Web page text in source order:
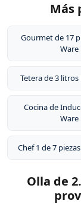
Más
Gourmet de 17
Ware
Tetera de 3 litros
Cocina de
Ware
Chef 1 de 7
Olla de